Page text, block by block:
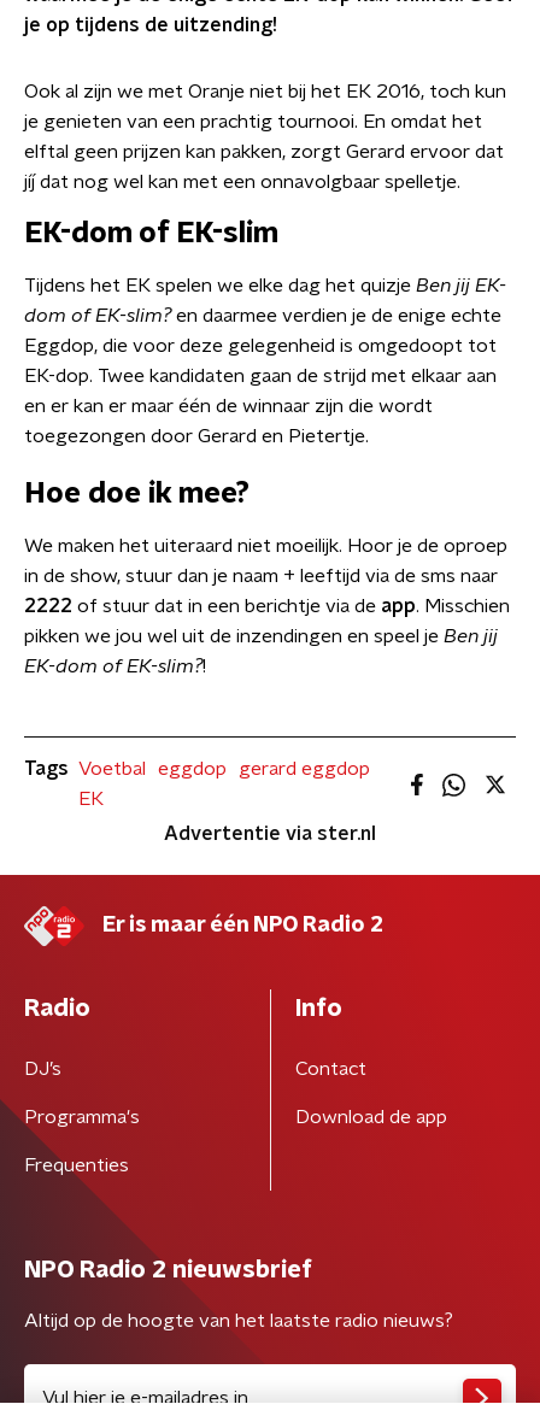
je op tijdens de uitzending!
Ook al zijn we met Oranje niet bij het EK 2016, toch kun
je genieten van een prachtig tournooi. En omdat het
elftal geen prijzen kan pakken, zorgt Gerard ervoor dat
jíj dat nog wel kan met een onnavolgbaar spelletje.
EK-dom of EK-slim
Tijdens het EK spelen we elke dag het quizje Ben jij EK-
dom of EK-slim?en daarmee verdien je de enige echte
Eggdop, die voor deze gelegenheid is omgedoopt tot
EK-dop. Twee kandidaten gaan de strijd met elkaar aan
en er kan er maar één de winnaar zijn die wordt
toegezongen door Gerard en Pietertje.
Hoe doe ik mee?
We maken het uiteraard niet moeilijk. Hoor je de oproep
in de show, stuur dan je naam + leeftijd via de sms naar
2222 of stuur dat in een berichtje via de app. Misschien
pikken we jou wel uit de inzendingen en speel je Ben jij
EK-dom of EK-slim?​!
Tags Voetbal eggdop
gerard eggdop
EK
Advertentie via ster.nl
Er is maar één NPO Radio 2
Radio
DJ’s
Programma's
Frequenties
Info
Contact
Download de app
NPO Radio 2 nieuwsbrief
Altijd op de hoogte van het laatste radio nieuws?